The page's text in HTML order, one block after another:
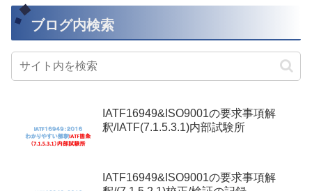
ブログ内検索
IATF16949&ISO9001の要求事項解
釈/IATF(7.1.5.3.1)内部試験所
IATF16949&ISO9001の要求事項解